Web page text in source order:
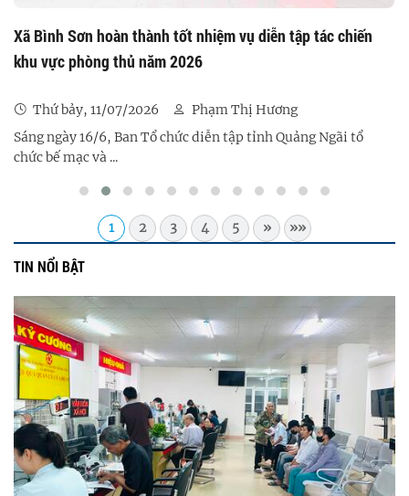
Xã Bình Sơn hoàn thành tốt nhiệm vụ diễn tập tác chiến
khu vực phòng thủ năm 2026
Thứ bảy, 11/07/2026
Phạm Thị Hương
Sáng ngày 16/6, Ban Tổ chức diễn tập tỉnh Quảng Ngãi tổ
chức bế mạc và ...
1 2 3 4 5 » »»
TIN NỔI BẬT